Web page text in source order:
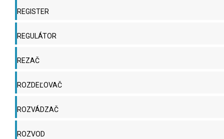
REGISTER
REGULÁTOR
REZAČ
ROZDEĽOVAČ
ROZVÁDZAČ
ROZVOD